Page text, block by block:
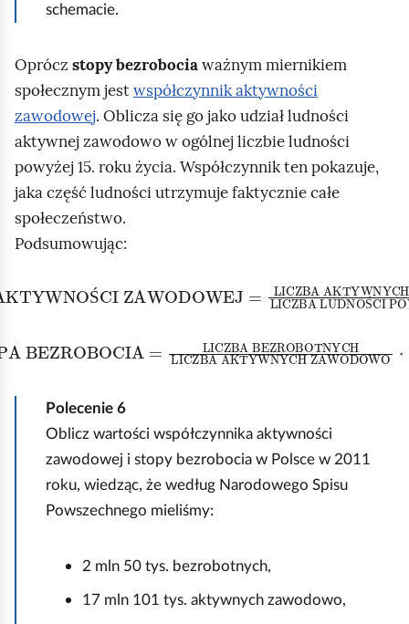
schemacie.
Oprócz stopy bezrobociaważnym miernikiem
społecznym jestwspółczynnik aktywności
zawodowej. Oblicza się go jako udział ludności
aktywnej zawodowo w ogólnej liczbie ludności
powyżej 15. roku życia. Współczynnik ten pokazuje,
jaka część ludności utrzymuje faktycznie całe
społeczeństwo.
Podsumowując:
Ś
Ś
ZAWODOWEJ =LICZBA
BEZROBOCIA = LICZBA BEZROBOTNYCH
Polecenie 6
Oblicz wartości współczynnika aktywności
zawodowej i stopy bezrobocia w Polsce w 2011
roku, wiedząc, że według Narodowego Spisu
Powszechnego mieliśmy:
2 mln 50 tys. bezrobotnych,
17 mln 101 tys. aktywnych zawodowo,